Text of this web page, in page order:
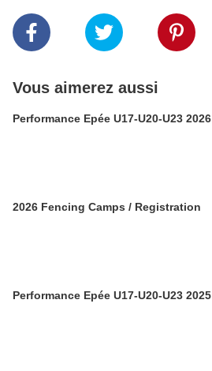
Vous aimerez aussi
Performance Epée U17-U20-U23 2026
2026 Fencing Camps / Registration
Performance Epée U17-U20-U23 2025